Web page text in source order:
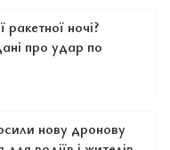
ночі?
про удар по
нову дронову